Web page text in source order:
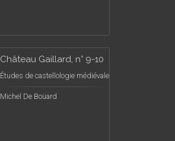
Château Gaillard, n° 9-10
Études de castellologie médiévale
Michel De Boüard